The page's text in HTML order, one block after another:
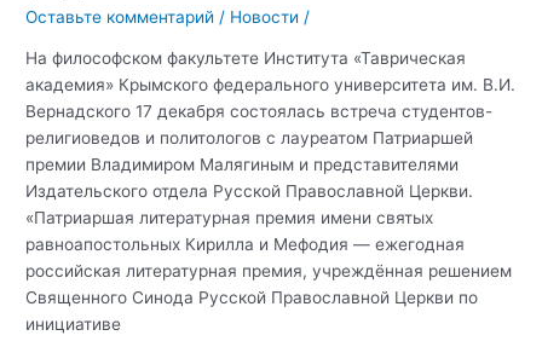
Оставьте комментарий / Новости /
На философском факультете Института «Таврическая
академия» Крымского федерального университета им. В.И.
Вернадского 17 декабря состоялась встреча студентов-
религиоведов и политологов с лауреатом Патриаршей
премии Владимиром Малягиным и представителями
Издательского отдела Русской Православной Церкви.
«Патриаршая литературная премия имени святых
равноапостольных Кирилла и Мефодия — ежегодная
российская литературная премия, учреждённая решением
Священного Синода Русской Православной Церкви по
инициативе